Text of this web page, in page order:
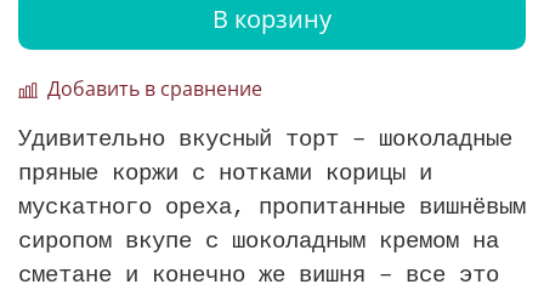
В корзину
Добавить в сравнение
Удивительно вкусный торт – шоколадные
пряные коржи с нотками корицы и
мускатного ореха, пропитанные вишнёвым
сиропом вкупе с шоколадным кремом на
сметане и конечно же вишня – все это